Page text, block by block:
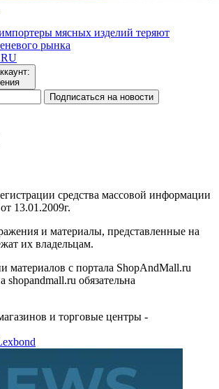
мясных изделий теряют
рынка
Подписаться на новости
средства массовой информации
13.01.2009г.
и материалы, представленные на
их владельцам.
материалов с портала ShopAndMall.ru
shopandmall.ru обязательна
и торговые центры -